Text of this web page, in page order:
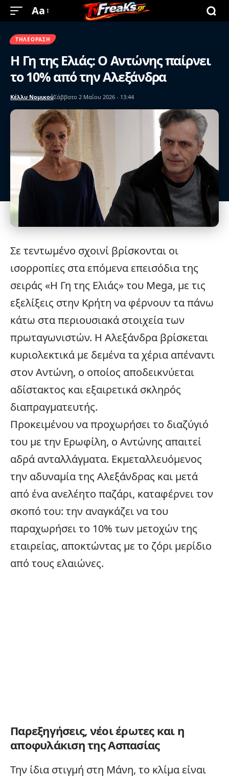
Aa
ΤΗΛΕΌΡΑΣΗ
Η Γη της Ελιάς: Ο Αντώνης παίρνει
το 10% από την Αλεξάνδρα
Κέλλυ ΝομικούΣάββατο 2 Μαΐου 2026 - 13:44
Σε τεντωμένο σχοινί βρίσκονται οι
ισορροπίες στα επόμενα επεισόδια της
σειράς «Η Γη της Ελιάς» του Mega, με τις
εξελίξεις στην Κρήτη να φέρνουν τα πάνω
κάτω στα περιουσιακά στοιχεία των
πρωταγωνιστών. Η Αλεξάνδρα βρίσκεται
κυριολεκτικά με δεμένα τα χέρια απέναντι
στον Αντώνη, ο οποίος αποδεικνύεται
αδίστακτος και εξαιρετικά σκληρός
διαπραγματευτής.
Προκειμένου να προχωρήσει το διαζύγιό
του με την Ερωφίλη, ο Αντώνης απαιτεί
αδρά ανταλλάγματα. Εκμεταλλευόμενος
την αδυναμία της Αλεξάνδρας και μετά
από ένα ανελέητο παζάρι, καταφέρνει τον
σκοπό του: την αναγκάζει να του
παραχωρήσει το 10% των μετοχών της
εταιρείας, αποκτώντας με το ζόρι μερίδιο
από τους ελαιώνες.
Παρεξηγήσεις, νέοι έρωτες και η
αποφυλάκιση της Ασπασίας
Την ίδια στιγμή στη Μάνη, το κλίμα είναι